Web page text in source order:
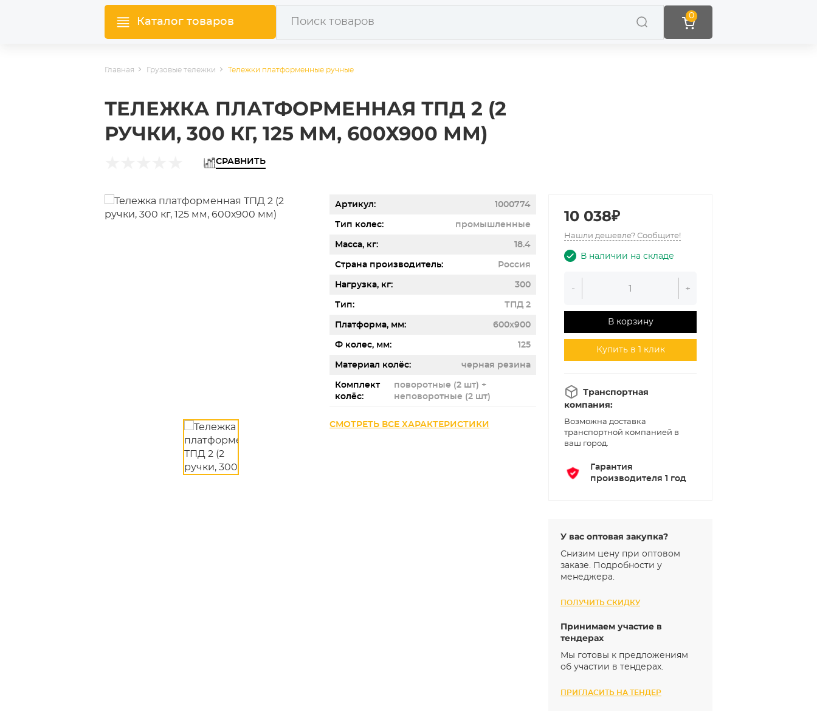
Каталог товаров
0
Главная Грузовые тележки Тележки платформенные ручные
ТЕЛЕЖКА ПЛАТФОРМЕННАЯ ТПД 2 (2
РУЧКИ, 300 КГ, 125 ММ, 600Х900 ММ)
СРАВНИТЬ
Артикул 1000774
Тип колес промышленные
Масса, кг 18.4
Страна производитель Россия
Нагрузка, кг 300
Тип ТПД 2
Платформа, мм 600x900
Ф колес, мм 125
Материал колёс черная резина
Комплект
колёс
поворотные (2 шт) +
неповоротные (2 шт)
СМОТРЕТЬ ВСЕ ХАРАКТЕРИСТИКИ
10 038₽
Нашли дешевле? Сообщите!
В наличии на складе
- +
В корзину
Купить в 1 клик
Транспортная
компания:
Возможна доставка
транспортной компанией в
ваш город.
Гарантия
производителя 1 год
У вас оптовая закупка?
Снизим цену при оптовом
заказе. Подробности у
менеджера.
ПОЛУЧИТЬ СКИДКУ
Принимаем участие в
тендерах
Мы готовы к предложениям
об участии в тендерах.
ПРИГЛАСИТЬ НА ТЕНДЕР